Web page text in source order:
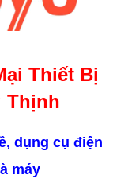
Thiết Bị
Thịnh
dụng cụ điện
máy